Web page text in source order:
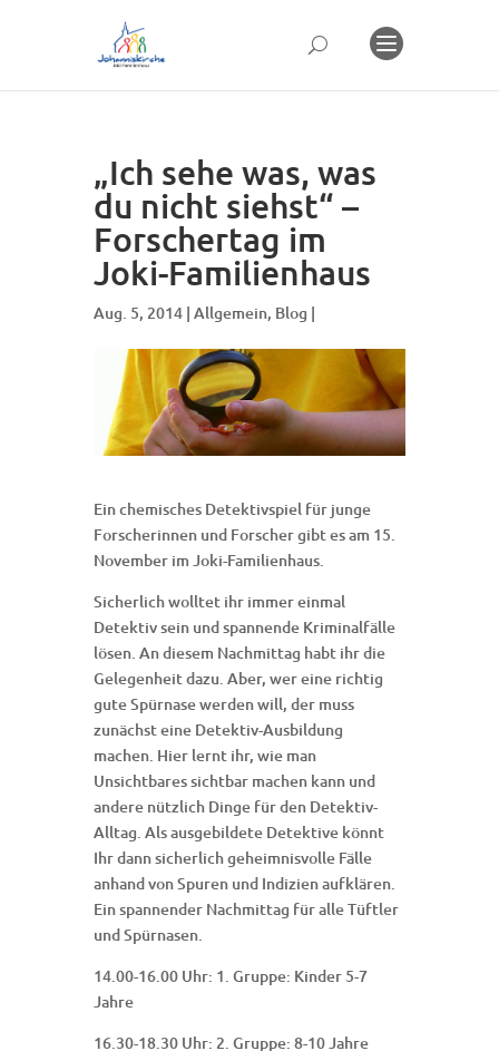
„Ich sehe was, was
du nicht siehst“ –
Forschertag im
Joki-Familienhaus
Aug. 5, 2014 | Allgemein, Blog |
Ein chemisches Detektivspiel für junge
Forscherinnen und Forscher gibt es am 15.
November im Joki-Familienhaus.
Sicherlich wolltet ihr immer einmal
Detektiv sein und spannende Kriminalfälle
lösen. An diesem Nachmittag habt ihr die
Gelegenheit dazu. Aber, wer eine richtig
gute Spürnase werden will, der muss
zunächst eine Detektiv-Ausbildung
machen. Hier lernt ihr, wie man
Unsichtbares sichtbar machen kann und
andere nützlich Dinge für den Detektiv-
Alltag. Als ausgebildete Detektive könnt
Ihr dann sicherlich geheimnisvolle Fälle
anhand von Spuren und Indizien aufklären.
Ein spannender Nachmittag für alle Tüftler
und Spürnasen.
14.00-16.00 Uhr: 1. Gruppe: Kinder 5-7
Jahre
16.30-18.30 Uhr: 2. Gruppe: 8-10 Jahre